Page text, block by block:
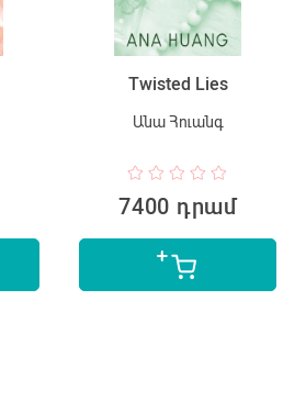
Twisted Lies
Անա Հուանգ
7400 դրամ